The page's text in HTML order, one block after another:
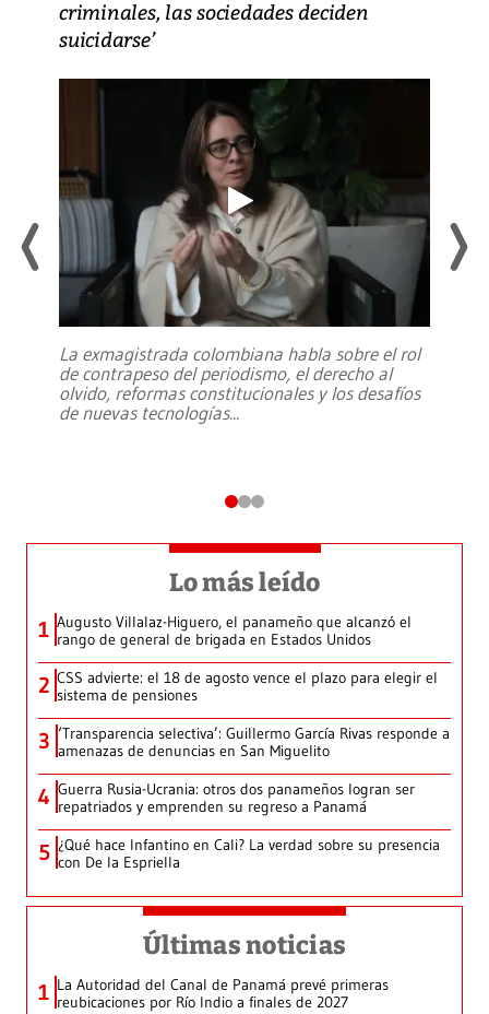
criminales, las sociedades deciden
suicidarse’
La exmagistrada colombiana habla sobre el rol
de contrapeso del periodismo, el derecho al
olvido, reformas constitucionales y los desafíos
de nuevas tecnologías...
Lo más leído
1 Augusto Villalaz-Higuero, el panameño que alcanzó el
rango de general de brigada en Estados Unidos
2 CSS advierte: el 18 de agosto vence el plazo para elegir el
sistema de pensiones
3 ‘Transparencia selectiva’: Guillermo García Rivas responde a
amenazas de denuncias en San Miguelito
4 Guerra Rusia-Ucrania: otros dos panameños logran ser
repatriados y emprenden su regreso a Panamá
5 ¿Qué hace Infantino en Cali? La verdad sobre su presencia
con De la Espriella
Últimas noticias
1 La Autoridad del Canal de Panamá prevé primeras
reubicaciones por Río Indio a finales de 2027